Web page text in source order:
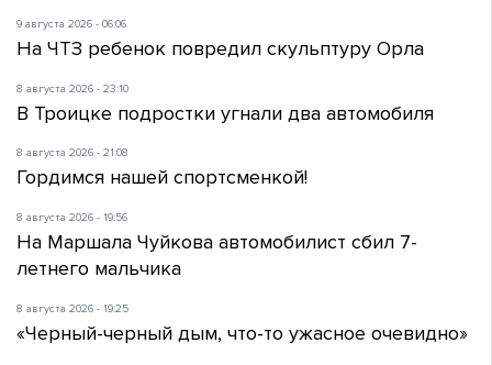
9 августа 2026 - 06:06
На ЧТЗ ребенок повредил скульптуру Орла
8 августа 2026 - 23:10
В Троицке подростки угнали два автомобиля
8 августа 2026 - 21:08
Гордимся нашей спортсменкой!
8 августа 2026 - 19:56
На Маршала Чуйкова автомобилист сбил 7-
летнего мальчика
8 августа 2026 - 19:25
«Черный-черный дым, что-то ужасное очевидно»